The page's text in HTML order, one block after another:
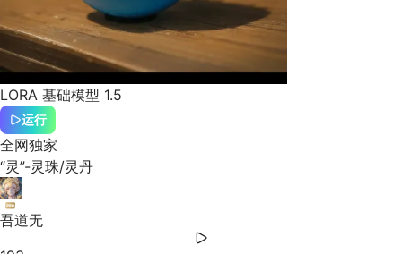
LORA 基础模型 1.5
运行
全网独家
“灵”-灵珠/灵丹
吾道无